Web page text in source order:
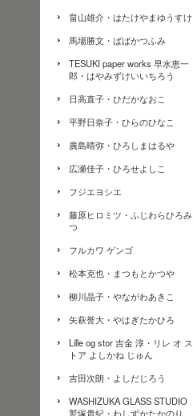
畠山雄介・はたけやまゆうすけ
馬場勝文・ばばかつふみ
TESUKI paper works 早水恵一
郎・はやみずけいいちろう
日高直子・ひだかなおこ
平野日奈子・ひらのひなこ
廣島晴弥・ひろしまはるや
広瀬佳子・ひろせよしこ
フジエヨシエ
藤原ヒロミツ・ふじわらひろみ
つ
フルカワ ゲンゴ
松本克也・まつもとかつや
柳川晶子・やながわあきこ
矢萩誉大・やはぎたかひろ
Lille og stor 吉金 淳・リレ オ ス
トア よしかね じゅん
吉田次朗・よしだじろう
WASHIZUKA GLASS STUDIO
鷲塚貴紀・わしずかたかのり